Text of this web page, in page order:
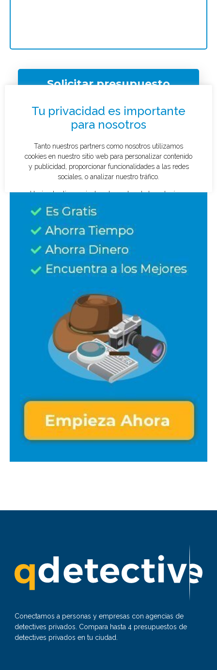
Solicitar presupuesto
Conectamos a personas y empresas con agencias de
detectives privados. Compara hasta 4 presupuestos de
detectives privados en tu ciudad.
¿Qué tipo de caso quieres investigar?